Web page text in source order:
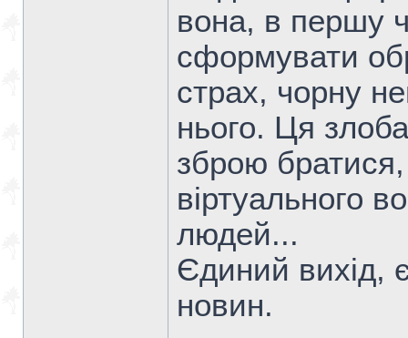
вона, в першу
сформувати
страх, чорну
нього. Ця
зброю
віртуального
людей...
Єдиний вихід,
новин.